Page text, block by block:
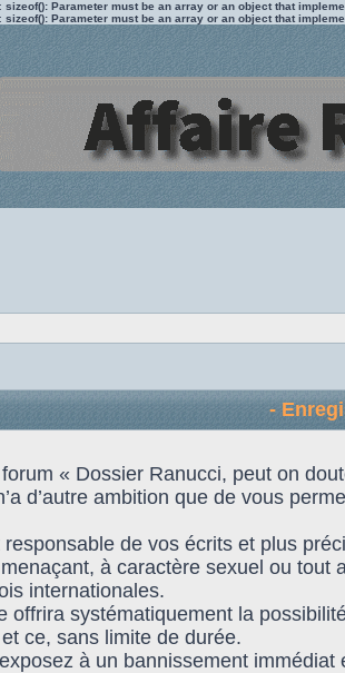
: sizeof(): Parameter must be an array or an object that
: sizeof(): Parameter must be an array or an object that
-
« Dossier Ranucci, peut on
d’autre ambition que de vous
responsable de vos écrits et plus
à caractère sexuel ou
internationales.
offrira systématiquement la
ce, sans limite de durée.
à un bannissement